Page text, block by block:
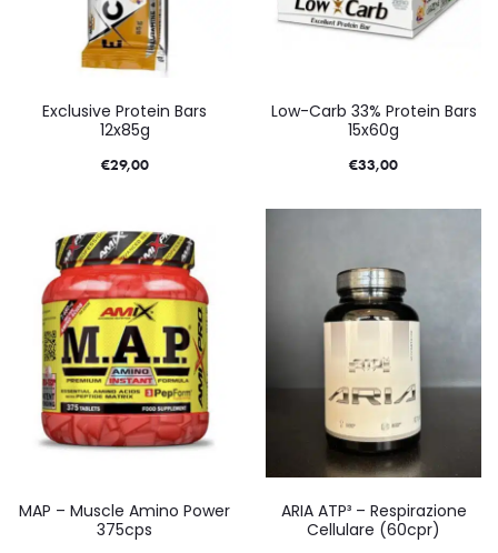
Exclusive Protein Bars
12x85g
€29,00
Low-Carb 33% Protein Bars
15x60g
€33,00
MAP – Muscle Amino Power
375cps
ARIA ATP³ – Respirazione
Cellulare (60cpr)